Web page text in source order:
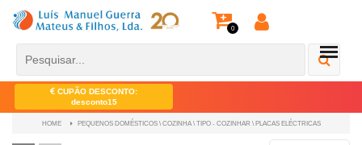
0
CUPÃO DESCONTO:
desconto15
HOME PEQUENOS DOMÉSTICOS \ COZINHA \ TIPO - COZINHAR \ PLACAS ELÉCTRICAS